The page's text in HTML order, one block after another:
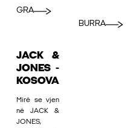
GRA
BURRA
JACK &
JONES -
KOSOVA
Mirë se vjen
në JACK &
JONES,